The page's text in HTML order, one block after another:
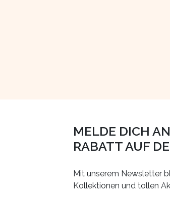
MELDE DICH
RABATT AUF
Mit unserem Newsletter
Kollektionen und tollen